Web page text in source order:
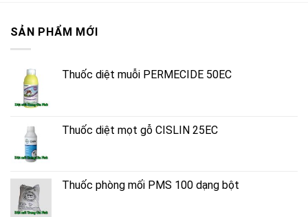
SẢN PHẨM MỚI
Thuốc diệt muỗi PERMECIDE 50EC
Thuốc diệt mọt gỗ CISLIN 25EC
Thuốc phòng mối PMS 100 dạng bột